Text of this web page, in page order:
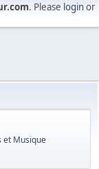
. Please loginor
et Musique